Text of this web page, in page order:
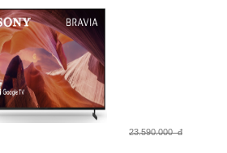
23.590.000 đ